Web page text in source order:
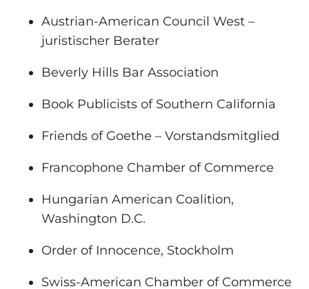
Austrian-American Council West –
juristischer Berater
Beverly Hills Bar Association
Book Publicists of Southern California
Friends of Goethe – Vorstandsmitglied
Francophone Chamber of Commerce
Hungarian American Coalition,
Washington D.C.
Order of Innocence, Stockholm
Swiss-American Chamber of Commerce